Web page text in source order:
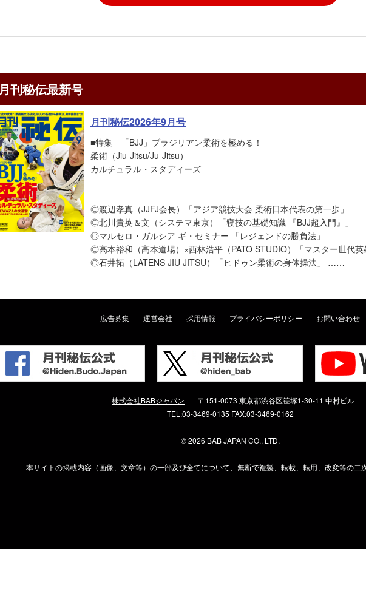
月刊秘伝最新号
月刊秘伝2026年9月号
■特集 「BJJ」ブラジリアン柔術を極める！
柔術（Jiu-Jitsu/Ju-Jitsu）
カルチュラル・スタディーズ
◎渡辺孝真（JJFJ会長）「アジア競技大会 柔術日本代表の第一歩」
◎北川貴英＆文（システマ東京）「寝技の基礎知識 『BJJ超入門』」
◎マルセロ・ガルシア ギ・セミナー 「レジェンドの勝負法」
◎高本裕和（高本道場）×西林浩平（PATO STUDIO）「マスター世代英
◎石井拓（LATENS JIU JITSU）「ヒドゥン柔術の身体操法」 ……
広告募集 運営会社 採用情報 プライバシーポリシー お問い合わせ
株式会社BABジャパン
〒151-0073 東京都渋谷区笹塚1-30-11 中村ビル
TEL:03-3469-0135 FAX:03-3469-0162
©2026 BAB JAPAN CO., LTD.
本サイトの掲載内容（画像、文章等）の一部及び全てについて、無断で複製、転載、転用、改変等の二